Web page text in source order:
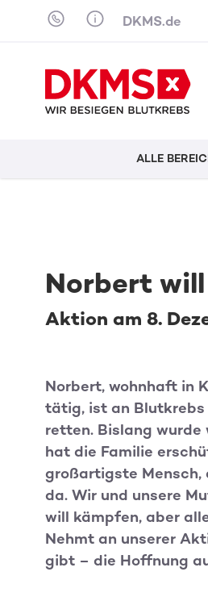
Skip to content
DKMS.de
ALLE
Norbert
Aktion am 8.
Norbert, wohnhaft in
tätig, ist an Blutkrebs
retten. Bislang wurde
hat die Familie
großartigste Mensch,
da. Wir und unsere
will kämpfen, aber
Nehmt an unserer
gibt – die Hoffnung